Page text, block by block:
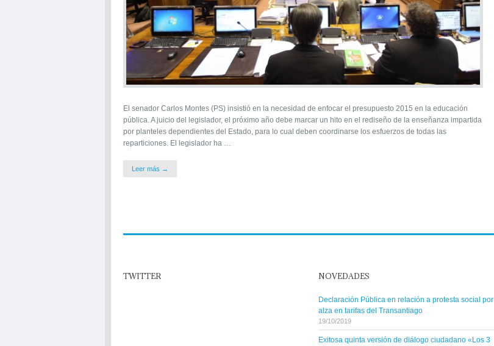
El senador Carlos Montes (PS) insistió en la necesidad de enfocar el presupuesto 2015 en la educación
pública. A juicio del legislador, el próximo año debe marcar un hito en el rediseño de la enseñanza impartida
por planteles dependientes del Estado, para lo cual deben coordinarse los esfuerzos de todas las
reparticiones. El legislador ha …
Leer más →
TWITTER NOVEDADES
Declaración Pública en relación a protesta social por
alza en tarifas del Transantiago
19/10/2019
Exitosa quinta versión de diálogo ciudadano «Los 3